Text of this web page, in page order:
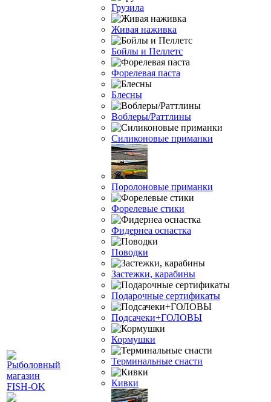
Грузила
Живая наживка
Бойлы и Пеллетс
Форелевая паста
Блесны
Воблеры/Раттлины
Силиконовые приманки
Поролоновые приманки
Форелевые стики
Фидернеа оснастка
Поводки
Застежки, карабины
Подарочные сертификаты
Подсачеки+ГОЛОВЫ
Кормушки
Терминальные снасти
Кивки